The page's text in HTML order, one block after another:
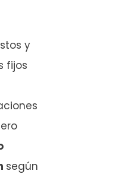
y
fijos
según